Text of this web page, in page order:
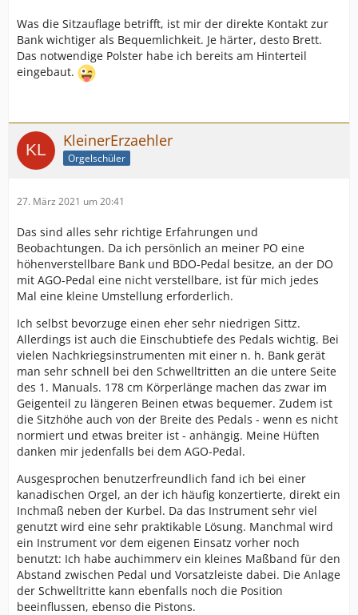
Was die Sitzauflage betrifft, ist mir der direkte Kontakt zur
Bank wichtiger als Bequemlichkeit. Je härter, desto Brett.
Das notwendige Polster habe ich bereits am Hinterteil
eingebaut.
KleinerErzaehler
Orgelschüler
27. März 2021 um 20:41
Das sind alles sehr richtige Erfahrungen und
Beobachtungen. Da ich persönlich an meiner PO eine
höhenverstellbare Bank und BDO-Pedal besitze, an der DO
mit AGO-Pedal eine nicht verstellbare, ist für mich jedes
Mal eine kleine Umstellung erforderlich.
Ich selbst bevorzuge einen eher sehr niedrigen Sittz.
Allerdings ist auch die Einschubtiefe des Pedals wichtig. Bei
vielen Nachkriegsinstrumenten mit einer n. h. Bank gerät
man sehr schnell bei den Schwelltritten an die untere Seite
des 1. Manuals. 178 cm Körperlänge machen das zwar im
Geigenteil zu längeren Beinen etwas bequemer. Zudem ist
die Sitzhöhe auch von der Breite des Pedals - wenn es nicht
normiert und etwas breiter ist - anhängig. Meine Hüften
danken mir jedenfalls bei dem AGO-Pedal.
Ausgesprochen benutzerfreundlich fand ich bei einer
kanadischen Orgel, an der ich häufig konzertierte, direkt ein
Inchmaß neben der Kurbel. Da das Instrument sehr viel
genutzt wird eine sehr praktikable Lösung. Manchmal wird
ein Instrument vor dem eigenen Einsatz vorher noch
benutzt: Ich habe auchimmerv ein kleines Maßband für den
Abstand zwischen Pedal und Vorsatzleiste dabei. Die Anlage
der Schwelltritte kann ebenfalls noch die Position
beeinflussen, ebenso die Pistons.